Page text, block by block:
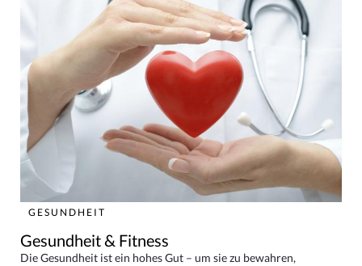
GESUNDHEIT
Gesundheit & Fitness
Die Gesundheit ist ein hohes Gut – um sie zu bewahren,